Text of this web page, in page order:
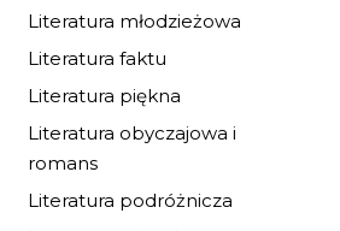
Literatura młodzieżowa
Literatura faktu
Literatura piękna
Literatura obyczajowa i
romans
Literatura podróżnicza